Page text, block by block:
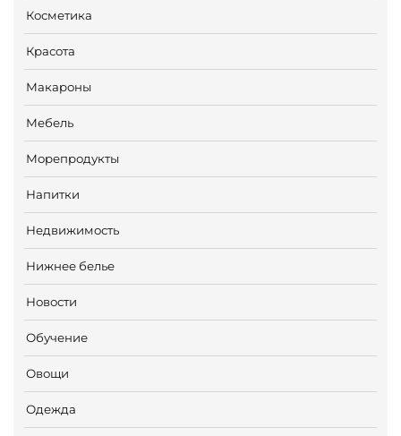
Косметика
Красота
Макароны
Мебель
Морепродукты
Напитки
Недвижимость
Нижнее белье
Новости
Обучение
Овощи
Одежда